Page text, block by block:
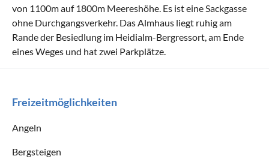
von 1100m auf 1800m Meereshöhe. Es ist eine Sackgasse
ohne Durchgangsverkehr. Das Almhaus liegt ruhig am
Rande der Besiedlung im Heidialm-Bergressort, am Ende
eines Weges und hat zwei Parkplätze.
Freizeitmöglichkeiten
Angeln
Bergsteigen